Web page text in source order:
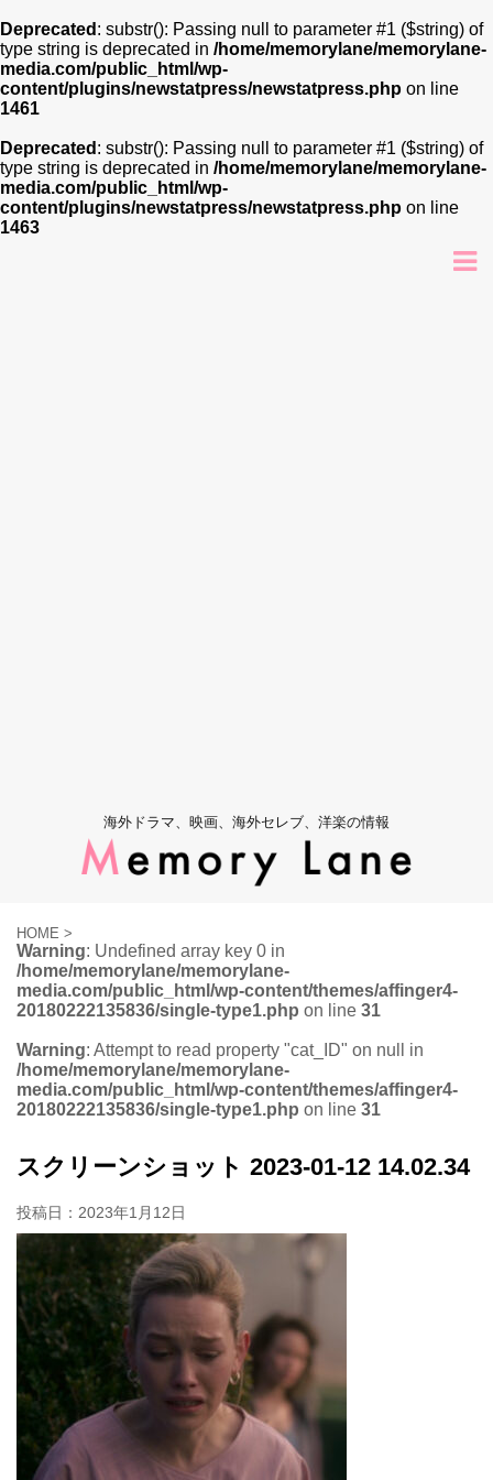
Deprecated : substr(): Passing null to parameter #1 ($string) of
type string is deprecated in /home/memorylane/memorylane-
media.com/public_html/wp-
content/plugins/newstatpress/newstatpress.php on line
1461
Deprecated : substr(): Passing null to parameter #1 ($string) of
type string is deprecated in /home/memorylane/memorylane-
media.com/public_html/wp-
content/plugins/newstatpress/newstatpress.php on line
1463
海外ドラマ、映画、海外セレブ、洋楽の情報
HOME >
Warning: Undefined array key 0 in
/home/memorylane/memorylane-
media.com/public_html/wp-content/themes/affinger4-
20180222135836/single-type1.php on line 31
Warning: Attempt to read property "cat_ID" on null in
/home/memorylane/memorylane-
media.com/public_html/wp-content/themes/affinger4-
20180222135836/single-type1.php on line 31
スクリーンショット 2023-01-12 14.02.34
投稿日： 2023年1月12日